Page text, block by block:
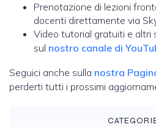
Prenotazione di lezioni
docenti direttamente via
Video tutorial gratuiti e altri
sul nostro canale di
Seguici anche sulla nostra
perderti tutti i prossimi